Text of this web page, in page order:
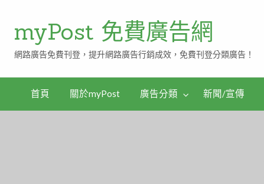
myPost 免費廣告網
網路廣告免費刊登，提升網路廣告行銷成效，免費刊登分類廣告！
首頁 關於myPost 廣告分類 新聞/宣傳